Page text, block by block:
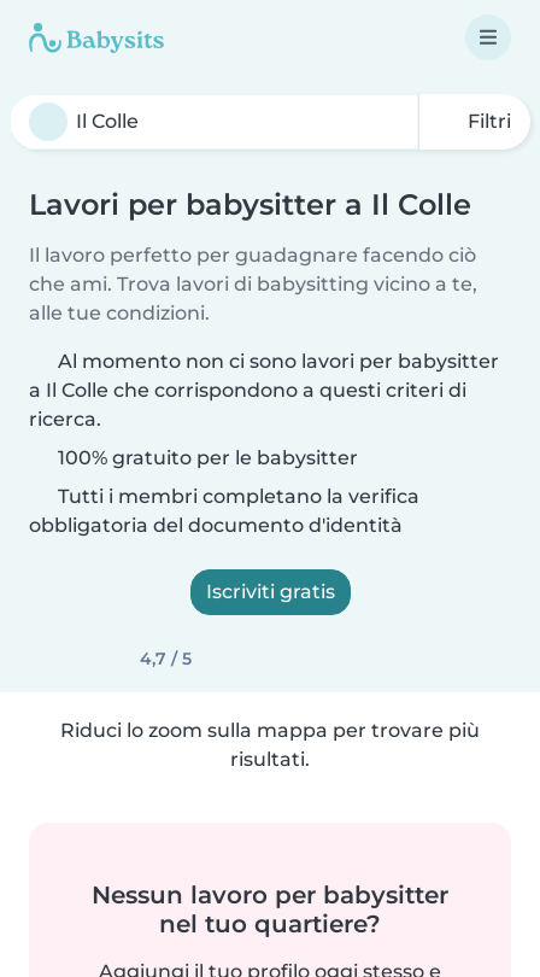
Filtri
Lavori per babysitter a Il Colle
Il lavoro perfetto per guadagnare facendo ciò
che ami. Trova lavori di babysitting vicino a te,
alle tue condizioni.
Al momento non ci sono lavori per babysitter
a Il Colle che corrispondono a questi criteri di
ricerca.
100% gratuito per le babysitter
Tutti i membri completano la verifica
obbligatoria del documento d'identità
Iscriviti gratis
4,7 / 5
Riduci lo zoom sulla mappa per trovare più
risultati.
Nessun lavoro per babysitter
nel tuo quartiere?
Aggiungi il tuo profilo oggi stesso e